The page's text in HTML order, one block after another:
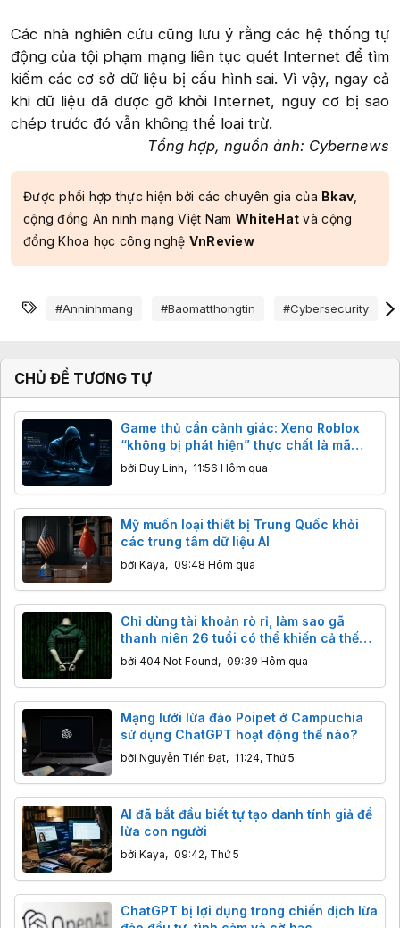
Các nhà nghiên cứu cũng lưu ý rằng các hệ thống tự
động của tội phạm mạng liên tục quét Internet để tìm
kiếm các cơ sở dữ liệu bị cấu hình sai. Vì vậy, ngay cả
khi dữ liệu đã được gỡ khỏi Internet, nguy cơ bị sao
chép trước đó vẫn không thể loại trừ.​
Tổng hợp, nguồn ảnh: Cybernews
Được phối hợp thực hiện bởi các chuyên gia của Bkav,
cộng đồng An ninh mạng Việt Nam WhiteHat và cộng
đồng Khoa học công nghệ VnReview
Từ khóa
#anninhmang #baomatthongtin #cybersecurity
CHỦ ĐỀ TƯƠNG TỰ
Game thủ cần cảnh giác: Xeno Roblox
“không bị phát hiện” thực chất là mã
độc đánh cắp dữ liệu
bởi Duy Linh, 11:56 Hôm qua
Mỹ muốn loại thiết bị Trung Quốc khỏi
các trung tâm dữ liệu AI
bởi Kaya, 09:48 Hôm qua
Chỉ dùng tài khoản rò rỉ, làm sao gã
thanh niên 26 tuổi có thể khiến cả thế
giới rúng động?
bởi 404 Not Found, 09:39 Hôm qua
Mạng lưới lừa đảo Poipet ở Campuchia
sử dụng ChatGPT hoạt động thế nào?
bởi Nguyễn Tiến Đạt, 11:24, Thứ 5
AI đã bắt đầu biết tự tạo danh tính giả để
lừa con người
bởi Kaya, 09:42, Thứ 5
ChatGPT bị lợi dụng trong chiến dịch lừa